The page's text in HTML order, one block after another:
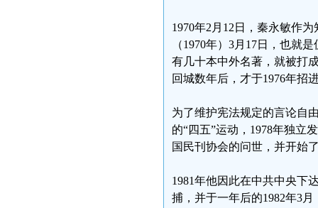
1970年2月12日，秦永敏作
（1970年）3月17日，也就
有几十本中外名著，就被打
回城数年后，才于1976年招
为了维护宪法规定的言论自
的“四五”运动，1978年独立
国民刊协会的问世，并开始
1981年他因此在中共中央下
捕，并于一年后的1982年3